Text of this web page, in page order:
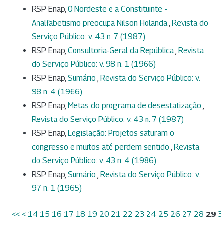
RSP Enap, 0 Nordeste e a Constituinte -
Analfabetismo preocupa Nilson Holanda Revista do
Serviço Público: v. 43 n. 7 (1987)
RSP Enap, Consultoria-Geral da República Revista
do Serviço Público: v. 98 n. 1 (1966)
RSP Enap, Sumário Revista do Serviço Público: v.
98 n. 4 (1966)
RSP Enap, Metas do programa de desestatização
Revista do Serviço Público: v. 43 n. 7 (1987)
RSP Enap, Legislação: Projetos saturam o
congresso e muitos até perdem sentido Revista
do Serviço Público: v. 43 n. 4 (1986)
RSP Enap, Sumário Revista do Serviço Público: v.
97 n. 1 (1965)
<< < 14 15 16 17 18 19 20 21 22 23 24 25 26 27 28 29